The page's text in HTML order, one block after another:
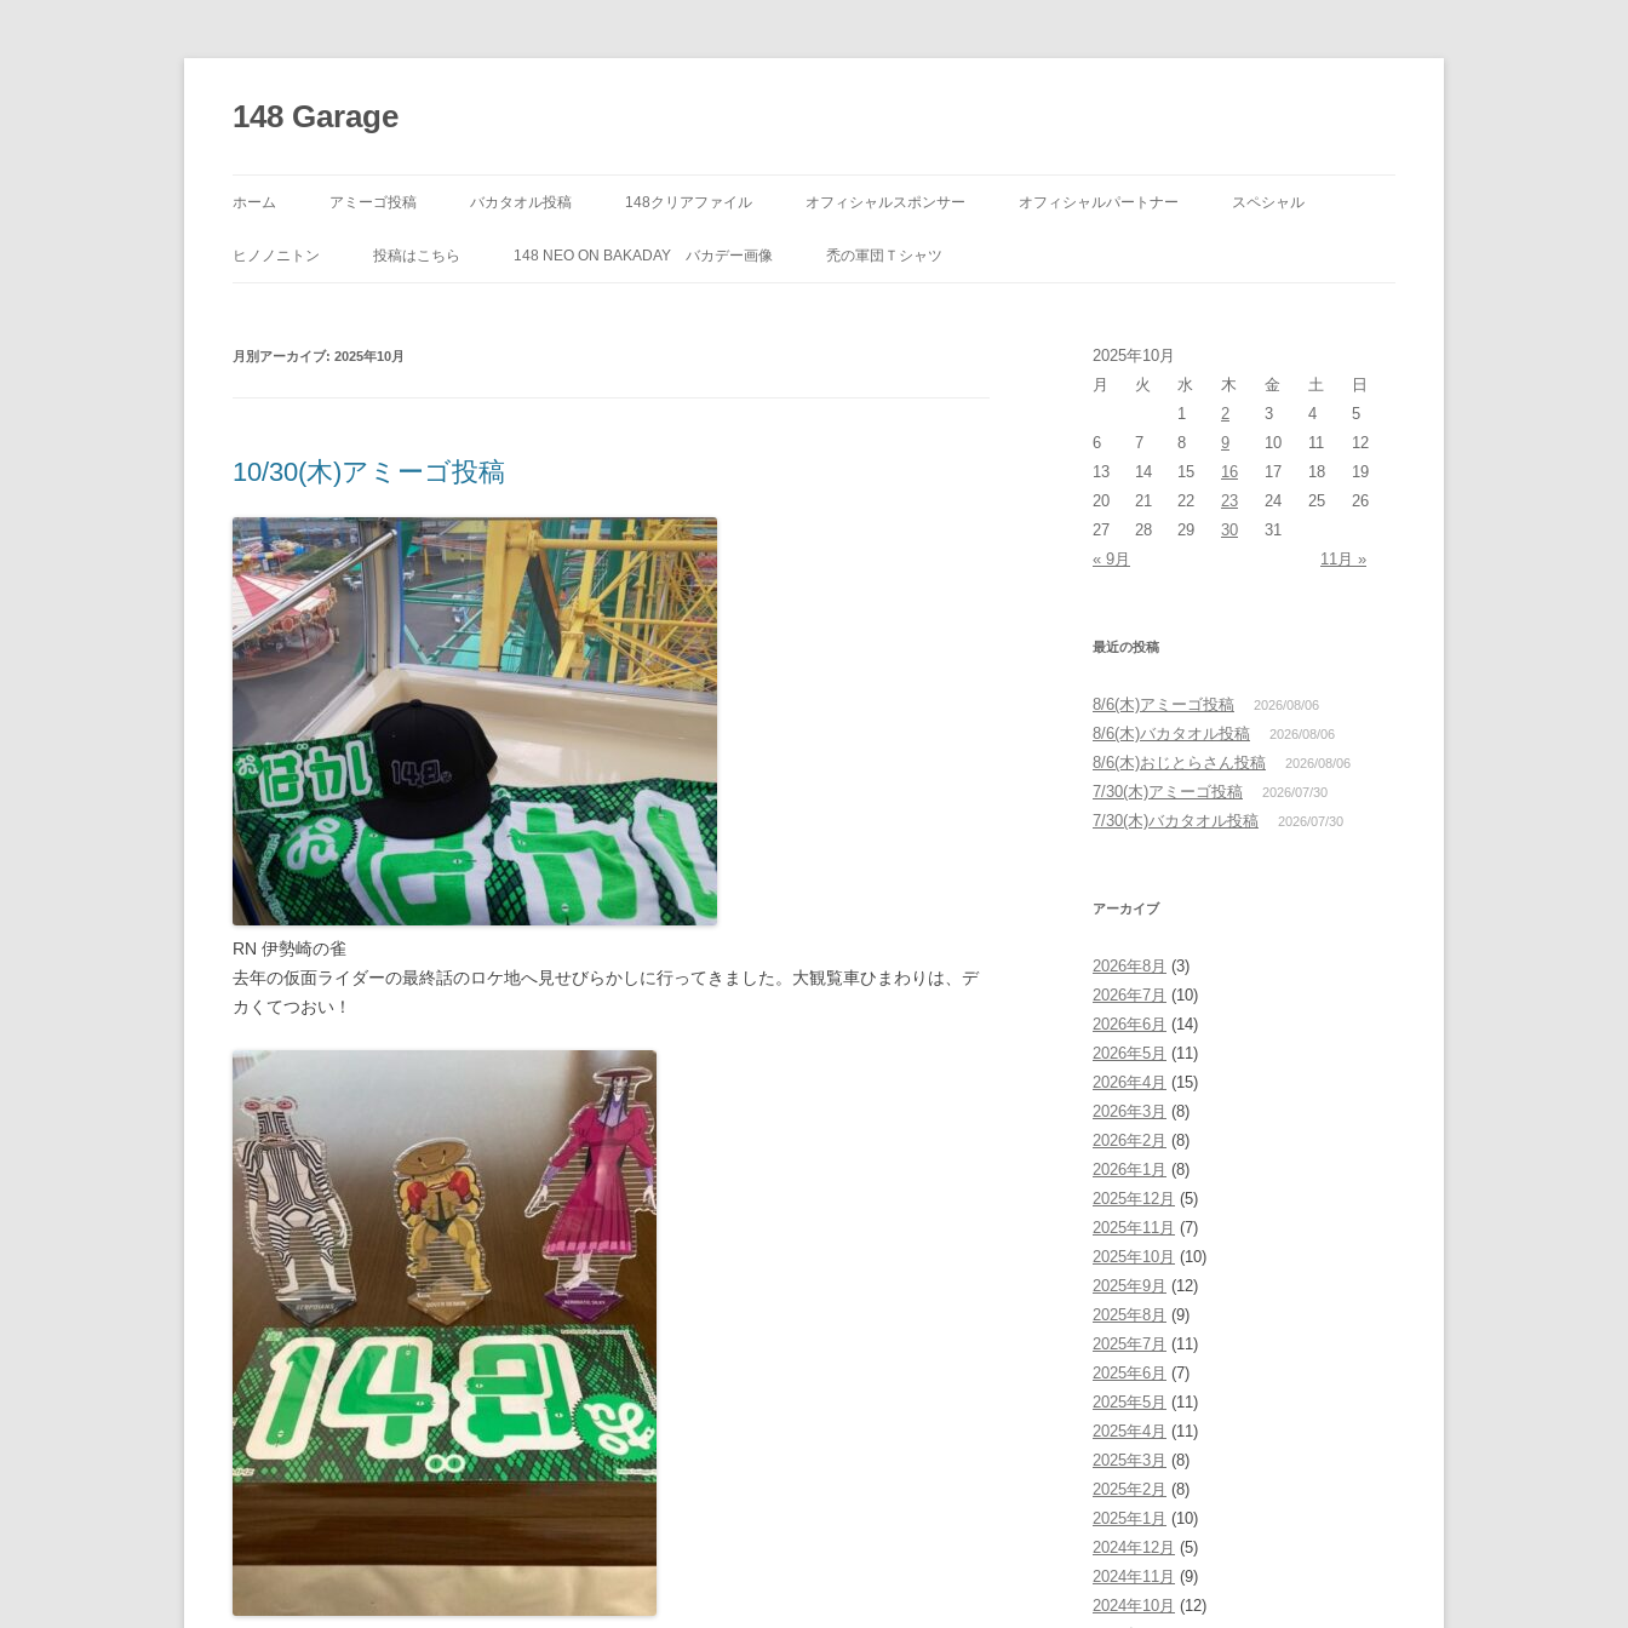
ン
ツ
ッ
148 Garage
ホーム アミーゴ投稿 バカタオル投稿 148クリアファイル オフィシャルスポンサー オフィシャルパートナー スペシャル
ヒノノニトン 投稿はこちら 148 NEO ON BAKADAY バカデー画像 禿の軍団Ｔシャツ
月別アーカイブ: 2025年10月
10/30(木)アミーゴ投稿
RN 伊勢崎の雀
去年の仮面ライダーの最終話のロケ地へ見せびらかしに行ってきました。大観覧車ひまわりは、デ
カくてつおい！
2025年10月
月
火 水 木 金 土
日
1
2 3 4
5
6
7 8 9 10 11
12
13
14 15 16 17 18
19
20
21 22 23 24 25
26
27
28 29 30
31
« 9月
11月 »
最近の投稿
8/6(木)アミーゴ投稿 2026/08/06
8/6(木)バカタオル投稿 2026/08/06
8/6(木)おじとらさん投稿 2026/08/06
7/30(木)アミーゴ投稿 2026/07/30
7/30(木)バカタオル投稿 2026/07/30
アーカイブ
2026年8月 (3)
2026年7月 (10)
2026年6月 (14)
2026年5月 (11)
2026年4月 (15)
2026年3月 (8)
2026年2月 (8)
2026年1月 (8)
2025年12月 (5)
2025年11月 (7)
2025年10月 (10)
2025年9月 (12)
2025年8月 (9)
2025年7月 (11)
2025年6月 (7)
2025年5月 (11)
2025年4月 (11)
2025年3月 (8)
2025年2月 (8)
2025年1月 (10)
2024年12月 (5)
2024年11月 (9)
2024年10月 (12)